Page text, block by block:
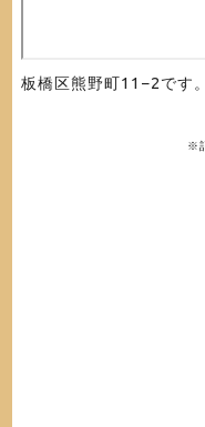
板橋区熊野町11−2です。
※